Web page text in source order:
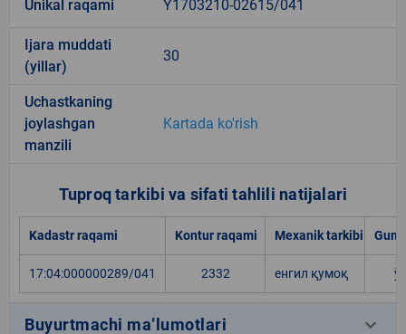
Unikal raqami Y1703210-02615/041
Ijara muddati
(yillar)
30
Uchastkaning
joylashgan
manzili
Kartada ko'rish
Tuproq tarkibi va sifati tahlili natijalari
Kadastr raqami Kontur raqami Mexanik tarkibi
17:04:000000289/041 2332 енгил қумоқ
Buyurtmachi ma’lumotlari keyboard_arrow_down